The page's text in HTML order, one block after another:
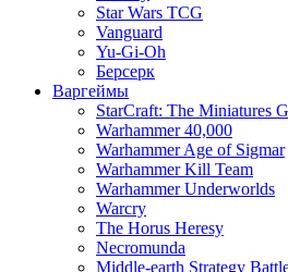
Star Wars TCG
Vanguard
Yu-Gi-Oh
Берсерк
Варгеймы
StarCraft: The Miniatures
Warhammer 40,000
Warhammer Age of Sigmar
Warhammer Kill Team
Warhammer Underworlds
Warcry
The Horus Heresy
Necromunda
Middle-earth Strategy